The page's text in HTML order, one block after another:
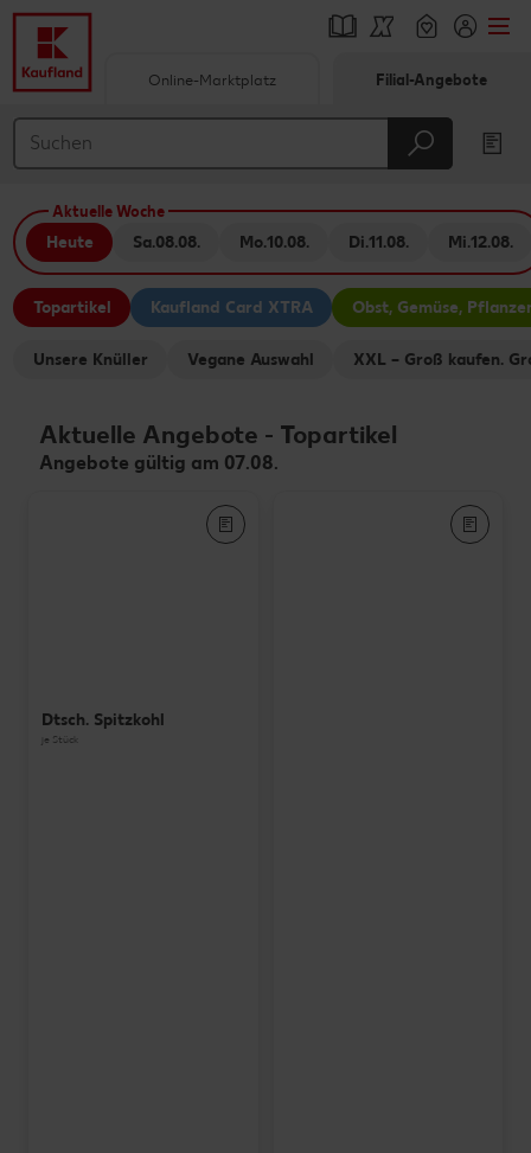
Hauptinhalt
Footer
Schwebender Seitenbereich
Online-Marktplatz Filial-Angebote
Aktuelle Woche
Heute Sa.08.08. Mo.10.08. Di.11.08. Mi.12.08.
Topartikel Kaufland Card XTRA Obst, Gemüse,
Unsere Knüller Vegane Auswahl XXL – Groß kaufen.
Aktuelle Angebote - Topartikel
Angebote gültig am 07.08.
Dtsch. Spitzkohl
je Stück